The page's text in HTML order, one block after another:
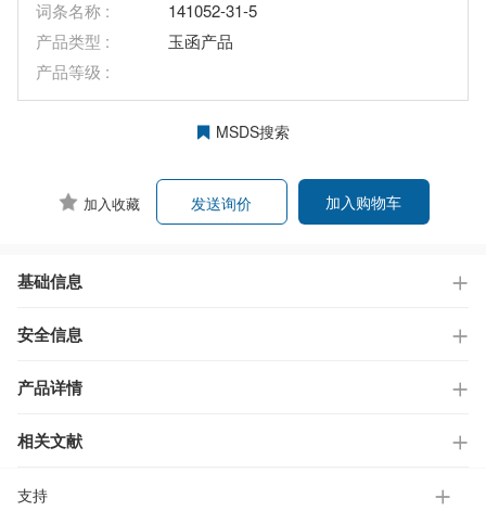
词条名称 :
141052-31-5
产品类型 :
玉函产品
产品等级 :
MSDS搜索
加入收藏 加入购物车
发送询价
基础信息
安全信息
产品详情
相关文献
支持